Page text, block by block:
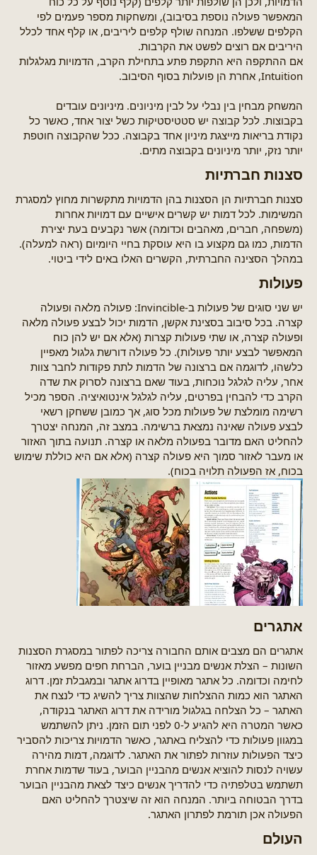
המאפשר פעולה נוספת בסיבוב), ומשחקות מספר פעמים לפי
הקלפים ששלפו. המנחה שולף קלפים ליריבים, או קלף אחד לכלל
היריבים אם רוצים לפשט את הקרבות.
אם ההתקפה היא התקפת פתע בתחילת הקרב, הדמויות מגלגלות
Intuition, אחרת הן פועלות בסוף הסיבוב.
המשחק מבחין בין נבלי על לבין מיניונים. מיניונים עובדים
בקבוצות. לכל קבוצה יש סטטיסטיקות כשל יצור אחד, כאשר כל
נקודת בריאות מייצגת מיניון אחד בקבוצה. ככל שהקבוצה חוטפת
יותר נזק, יותר מיניונים בקבוצה מתים.
סצנות חברתיות​
סצנות חברתיות הן הסצנות בהן הדמויות מתקשרות מחוץ למסגרת
המשימות. לכל דמות יש קשרים אישיים עם דמויות אחרות
(משפחה, חברים, מאהבים וכדומה) אשר נקבעים בעת יצירת
הדמות, כמו גם מקצוע בו היא עוסקת בחיי היומיום (ראה למעלה).
במהלך הסצינה החברתית, הקשרים האלו באים לידי ביטוי.
פעולות​
יש שני סוגים של פעולות ב-Invincible: פעולה מלאה ופעולה
קצרה. בכל סיבוב בסצינת אקשן, הדמות יכול לבצע פעולה מלאה
ופעולה קצרה, או שתי פעולות קצרות (אלא אם יש להן כוח
המאפשר לבצע יותר פעולות). כל פעולה דורשת גלגול מאפיין
כלשהו, לדוגמה אם ברצונה של הדמות לתת פקודות לחבר צוות
אחר, עליה לגלגל נוכחות, בעוד שאם ברצונה לסרוק את שדה
הקרב כדי להבחין בפרטים, עליה לגלגל אינטואיציה. הספר מכיל
רשימה מומלצת של פעולות מכל סוג, אך כמובן ששחקן רשאי
לבצע פעולה שאינה נמצאת ברשימה. במצב זה, המנחה יצטרך
להחליט האם מדובר בפעולה מלאה או קצרה. תנועה בתוך האזור
או מעבר לאזור סמוך היא פעולה קצרה (אלא אם היא כוללת שימוש
בכוח, אז הפעולה תלויה בכוח).
אתגרים​
אתגרים הם מצבים אותם החבורה צריכה לפתור במסגרת הסצנות
השונות – הצלת אנשים מבניין בוער, הברחת חפים מפשע מאזור
לחימה וכדומה. כל אתגר מאופיין בדרוג אתגר ובמגבלת זמן. דרוג
האתגר הוא כמות ההצלחות שהצוות צריך להשיג כדי לנצח את
האתגר – כל הצלחה בגלגול מורידה את דרוג האתגר בנקודה,
כאשר המטרה היא להגיע ל-0 לפני תום הזמן. ניתן להשתמש
במגוון פעולות כדי להצליח באתגר, כאשר הדמויות צריכות להסביר
כיצד הפעולות עוזרות לפתור את האתגר. לדוגמה, דמות מהירה
עשויה לנסות להוציא אנשים מהבניין הבוער, בעוד שדמות אחרת
תשתמש בטלפתיה כדי להדריך אנשים כיצד לצאת מהבניין הבוער
בדרך הבטוחה ביותר. המנחה הוא זה שיצטרך להחליט האם
הפעולה אכן תורמת לפתרון האתגר.
העולם​